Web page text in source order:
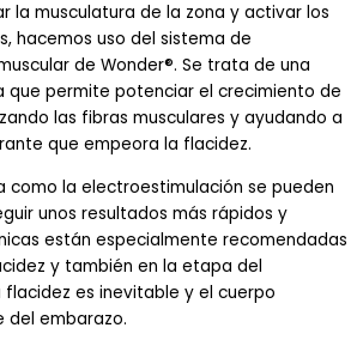
la musculatura de la zona y activar los
hacemos uso del sistema de
de Wonder®. Se trata de una
que permite potenciar el crecimiento de
las fibras musculares y ayudando a
que empeora la flacidez.
como la electroestimulación se pueden
unos resultados más rápidos y
están especialmente recomendadas
y también en la etapa del
es inevitable y el cuerpo
del embarazo.